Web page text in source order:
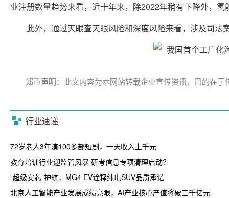
业注册数量趋势来看，近十年来，除2022年稍有下降外，
此外，通过天眼查天眼风险和深度风险来看，涉及司法
郑重声明：此文内容为本网站转载企业宣传资讯，目的在
行业速递
72岁老人3年演100多部短剧，一天收入上千元
教育培训行业迎监管风暴 研考信息专项清理启动?
“超级安芯”护航，MG4 EV诠释纯电SUV品质承诺
北京人工智能产业发展成绩亮眼，AI产业核心产值将破三千亿元